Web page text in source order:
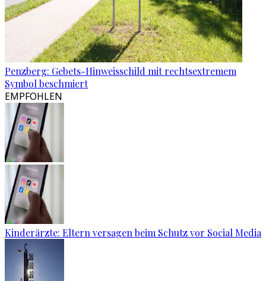
Penzberg: Gebets-Hinweisschild mit rechtsextremem
Symbol beschmiert
EMPFOHLEN
Kinderärzte: Eltern versagen beim Schutz vor Social Media